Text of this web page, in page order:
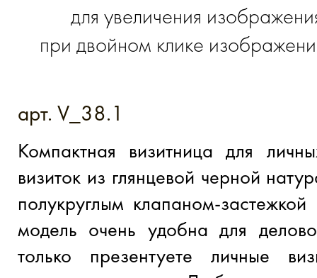
для увеличения
при двойном клике
арт. V_38.1
Компактная визитница для
визиток из глянцевой черной
полукруглым клапаном-
модель очень удобна для
только презентуете личные